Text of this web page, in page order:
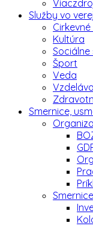
Služby vo
Kultúra
Sociálne
Šport
Veda
Smernice,